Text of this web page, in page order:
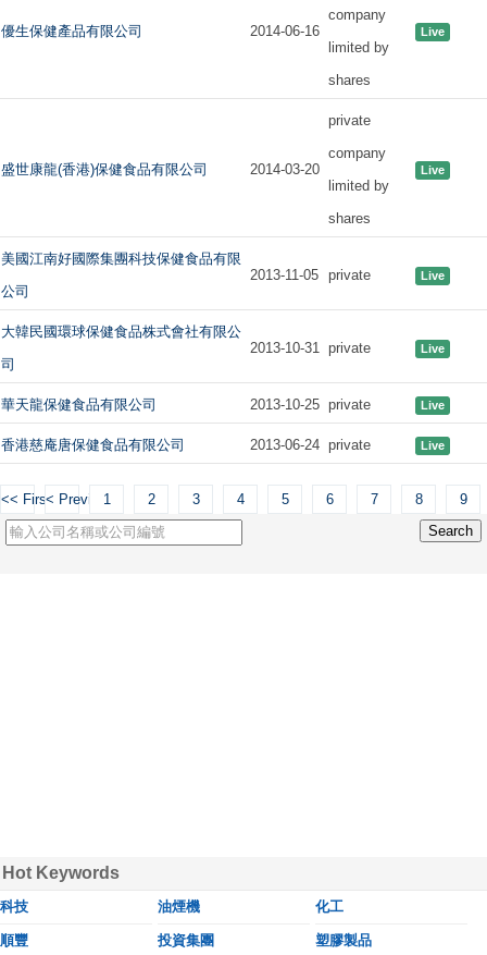
優生保健產品有限公司 2014-06-16
company
limited by
shares
Live
盛世康龍(香港)保健食品有限公司 2014-03-20
private
company
limited by
shares
Live
美國江南好國際集團科技保健食品有限
公司
2013-11-05 private Live
大韓民國環球保健食品株式會社有限公
司
2013-10-31 private Live
華天龍保健食品有限公司 2013-10-25 private Live
香港慈庵唐保健食品有限公司 2013-06-24 private Live
<< First< Previous1 2 3 4 5 6 7 8 9
Hot Keywords
科技 油煙機 化工
順豐 投資集團 塑膠製品